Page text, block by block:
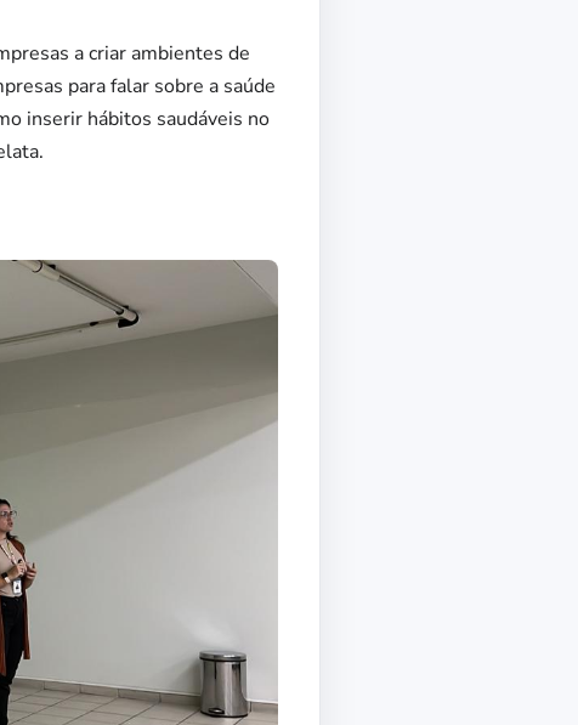
a criar ambientes de
para falar sobre a saúde
inserir hábitos saudáveis no